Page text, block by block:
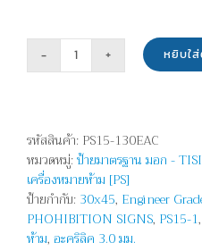
จำนวน
จาก
จุด
นี้
-
NOT
FOR
หยิบใส่
รหัสสินค้า: PS15-130EAC
หมวดหมู่:ป้ายมาตรฐาน มอก -
เครื่องหมายห้าม [PS]
ป้ายกำกับ: 30x45, Engineer
PHOHIBITION SIGNS, PS15-1,
ห้าม, อะคริลิค 3.0 มม.